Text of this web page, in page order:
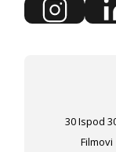
30 Ispod
Filmovi